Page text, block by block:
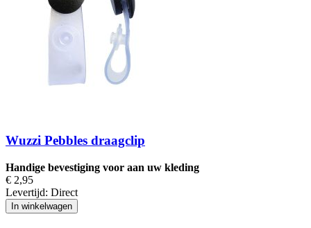
Wuzzi Pebbles draagclip
Handige bevestiging voor aan uw kleding
€ 2,95
Levertijd: Direct
In winkelwagen